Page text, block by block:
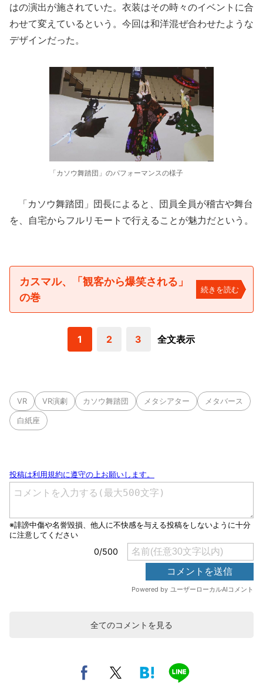
はの演出が施されていた。衣装はその時々のイベントに合
わせて変えているという。今回は和洋混ぜ合わせたような
デザインだった。
「カソウ舞踏団」のパフォーマンスの様子
「カソウ舞踏団」団長によると、団員全員が稽古や舞台
を、自宅からフルリモートで行えることが魅力だという。
カスマル、「観客から爆笑される」
の巻
続きを読む
1 2 3 全文表示
VR VR演劇 カソウ舞踏団 メタシアター メタバース
白紙座
全てのコメントを見る